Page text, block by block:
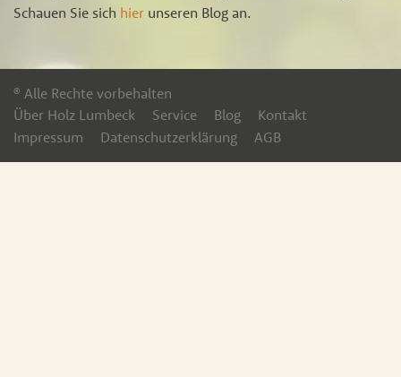
Schauen Sie sich hier unseren Blog an.
® Alle Rechte vorbehalten
Über Holz Lumbeck
Service Blog
Kontakt
Impressum
Datenschutzerklärung AGB